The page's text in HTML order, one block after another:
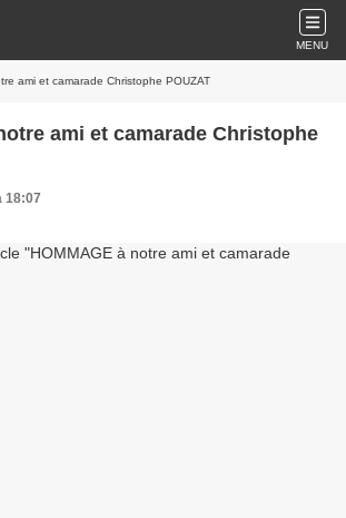
MENU
ami et camarade Christophe POUZAT
ami et camarade Christophe
18:07